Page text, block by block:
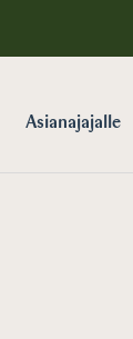
Asianajajalle